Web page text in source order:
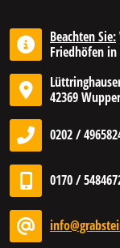
Beachten Sie:
Friedhöfen
42369
0202 /
0170 /